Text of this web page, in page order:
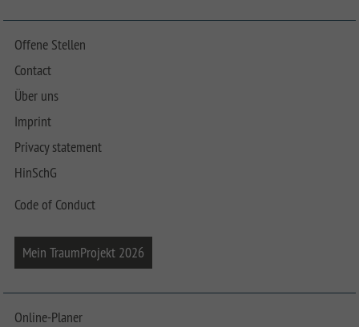
Offene Stellen
Contact
Über uns
Imprint
Privacy statement
HinSchG
Code of Conduct
Mein TraumProjekt 2026
Online-Planer